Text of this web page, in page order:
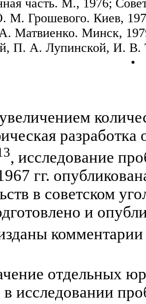
часть. М., 1976;
М. Грошевого. Киев,
Матвиенко. Минск,
, П. А. Лупинской, И. В.
•
, исследование
гг.
в советском
и
отдельных
исследовании